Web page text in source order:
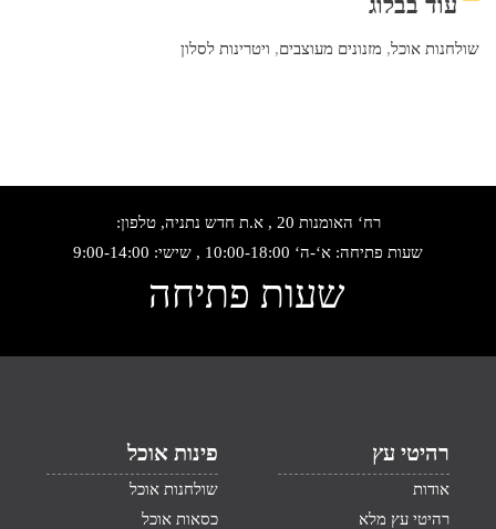
שולחנות אוכל, מזנונים מעוצבים, ויטרינות לסלון
רח‘ האומנות 20 , א.ת חדש נתניה, טלפון:
שעות פתיחה: א‘-ה‘ 10:00-18:00 , שישי: 9:00-14:00
שעות פתיחה
רהיטי עץ
אודות
רהיטי עץ מלא
פינות אוכל
שולחנות אוכל
כסאות אוכל